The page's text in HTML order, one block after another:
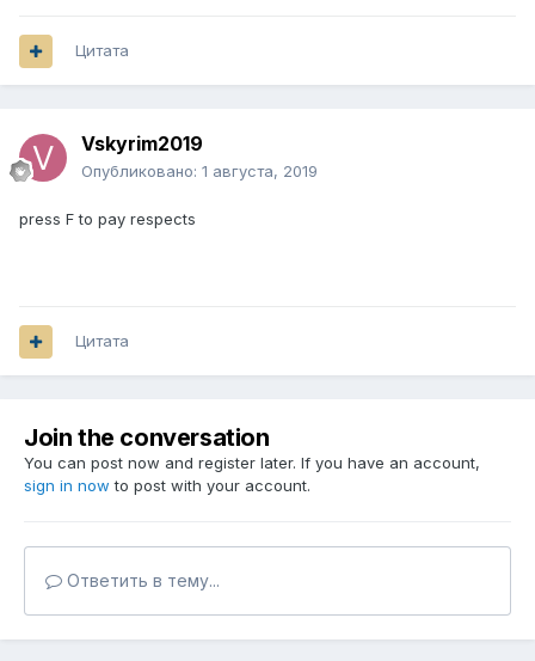
Цитата
Vskyrim2019
Опубликовано: 1 августа, 2019
press F to pay respects
Цитата
Join the conversation
You can post now and register later. If you have an account,
sign in now to post with your account.
Ответить в тему...